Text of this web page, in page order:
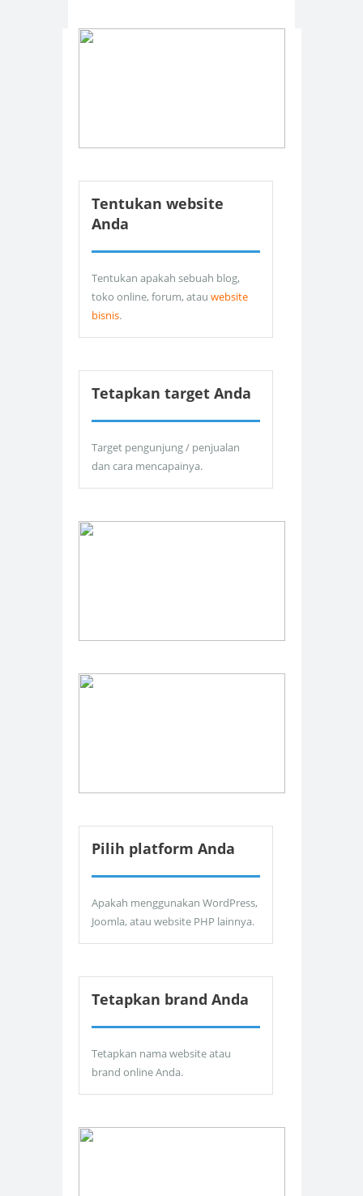
Tentukan website
Anda
Tentukan apakah sebuah blog,
toko online, forum, atau website
bisnis.
Tetapkan target Anda
Target pengunjung / penjualan
dan cara mencapainya.
Pilih platform Anda
Apakah menggunakan WordPress,
Joomla, atau website PHP lainnya.
Tetapkan brand Anda
Tetapkan nama website atau
brand online Anda.